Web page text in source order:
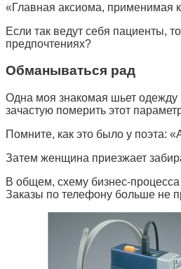
«Главная аксиома, применимая
Если так ведут себя пациенты,
предпочтениях?
Обманываться рад
Одна моя знакомая шьет одежду
зачастую померить этот
Помните, как это было у поэта:
Затем женщина приезжает
В общем, схему бизнес-
Заказы по телефону больше не